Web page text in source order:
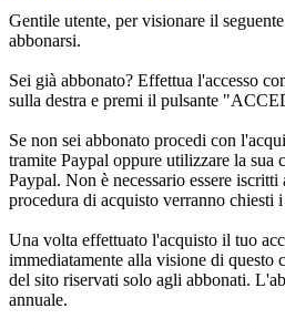
Gentile utente, per visionare il
abbonarsi.
Sei già abbonato? Effettua l'accesso
sulla destra e premi il pulsante
Se non sei abbonato procedi con
tramite Paypal oppure utilizzare la sua
Paypal. Non è necessario essere
procedura di acquisto verranno chiesti i
Una volta effettuato l'acquisto il tuo
immediatamente alla visione di questo
del sito riservati solo agli abbonati.
annuale.